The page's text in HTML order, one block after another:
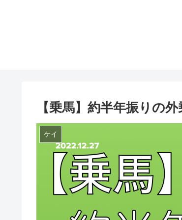
【乗馬】約半年振りの
ケイ